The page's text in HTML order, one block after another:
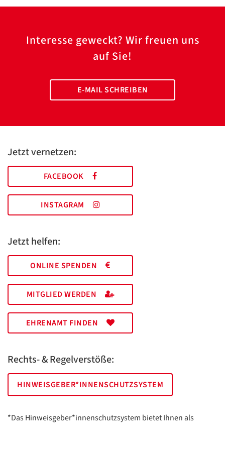
Interesse geweckt? Wir freuen uns
auf Sie!
E-MAIL SCHREIBEN
Jetzt vernetzen:
FACEBOOK
INSTAGRAM
Jetzt helfen:
ONLINE SPENDEN
MITGLIED WERDEN
EHRENAMT FINDEN
Rechts- & Regelverstöße:
HINWEISGEBER*INNENSCHUTZSYSTEM
*Das Hinweisgeber*innenschutzsystem bietet Ihnen als